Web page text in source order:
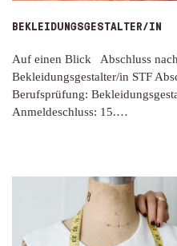
BEKLEIDUNGSGESTALTER/IN
Auf einen Blick Abschluss
Bekleidungsgestalter/in STF
Berufsprüfung:
Anmeldeschluss: 15.…